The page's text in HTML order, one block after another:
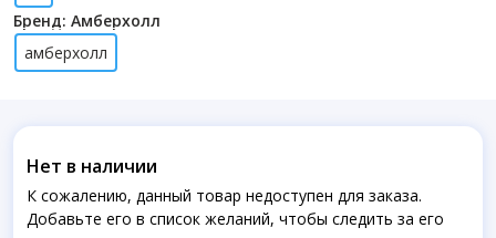
Бренд: Амберхолл
амберхолл
Нет в наличии
К сожалению, данный товар недоступен для заказа.
Добавьте его в список желаний, чтобы следить за его